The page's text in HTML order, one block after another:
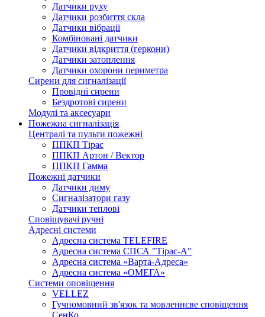
Датчики руху
Датчики розбиття скла
Датчики вібрації
Комбіновані датчики
Датчики відкриття (геркони)
Датчики затоплення
Датчики охорони периметра
Сирени для сигналізації
Провідні сирени
Бездротові сирени
Модулі та аксесуари
Пожежна сигналізація
Централі та пульти пожежні
ППКП Тірас
ППКП Артон / Вектор
ППКП Гамма
Пожежні датчики
Датчики диму
Сигналізатори газу
Датчики теплові
Сповіщувачі ручні
Адресні системи
Адресна система TELEFIRE
Адресна система СПСА "Тірас-А"
Адресна система «Варта-Адреса»
Адресна система «ОМЕГА»
Системи оповіщення
VELLEZ
Гучномовний зв'язок та мовленнєве сповіщення
СенКо